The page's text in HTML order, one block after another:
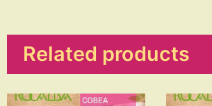
Related products